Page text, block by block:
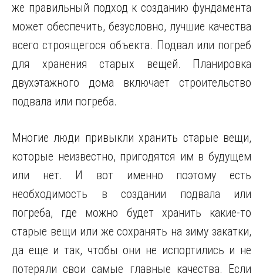
же правильный подход к созданию фундамента
может обеспечить, безусловно, лучшие качества
всего строящегося объекта. Подвал или погреб
для хранения старых вещей. Планировка
двухэтажного дома включает строительство
подвала или погреба.
Многие люди привыкли хранить старые вещи,
которые неизвестно, пригодятся им в будущем
или нет. И вот именно поэтому есть
необходимость в создании подвала или
погреба, где можно будет хранить какие-то
старые вещи или же сохранять на зиму закатки,
да еще и так, чтобы они не испортились и не
потеряли свои самые главные качества. Если